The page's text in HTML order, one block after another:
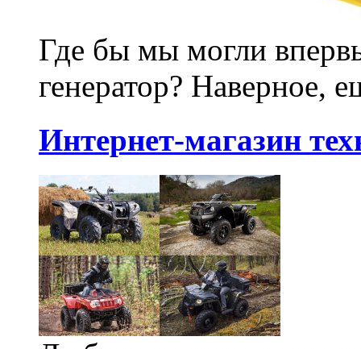
Где бы мы могли
генератор? Наверное,
Интернет-магазин